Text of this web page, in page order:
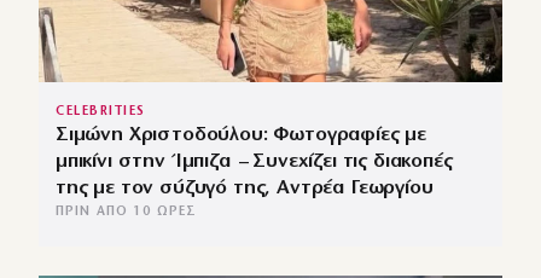
CELEBRITIES
Σιμώνη Χριστοδούλου: Φωτογραφίες με
μπικίνι στην Ίμπιζα – Συνεχίζει τις διακοπές
της με τον σύζυγό της, Αντρέα Γεωργίου
ΠΡΙΝ ΑΠΌ 10 ΏΡΕΣ